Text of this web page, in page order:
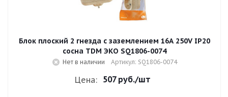
Блок плоский 2 гнезда с заземлением 16A 250V IP20
сосна TDM ЭКО SQ1806-0074
Нет в наличии Артикул: SQ1806-0074
Цена: 507 руб./шт